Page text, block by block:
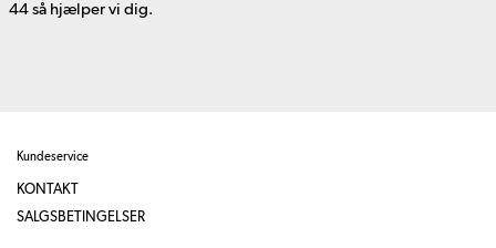
44 så hjælper vi dig.
Kundeservice
KONTAKT
SALGSBETINGELSER